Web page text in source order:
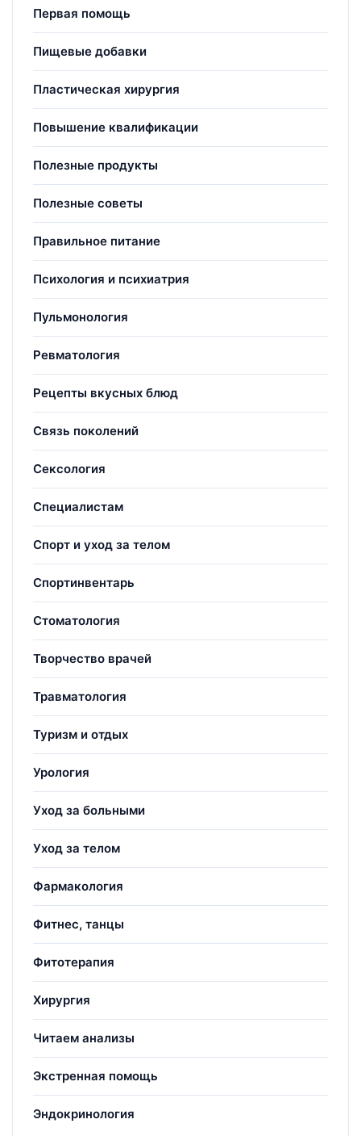
Первая помощь
Пищевые добавки
Пластическая хирургия
Повышение квалификации
Полезные продукты
Полезные советы
Правильное питание
Психология и психиатрия
Пульмонология
Ревматология
Рецепты вкусных блюд
Связь поколений
Сексология
Специалистам
Спорт и уход за телом
Спортинвентарь
Стоматология
Творчество врачей
Травматология
Туризм и отдых
Урология
Уход за больными
Уход за телом
Фармакология
Фитнес, танцы
Фитотерапия
Хирургия
Читаем анализы
Экстренная помощь
Эндокринология